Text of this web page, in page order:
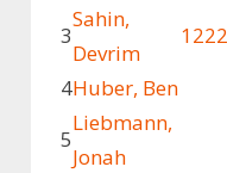
3
Sahin,
Devrim
1222
4Huber, Ben
5
Liebmann,
Jonah